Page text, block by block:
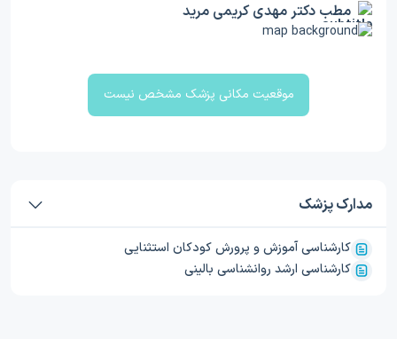
مطب دکتر مهدی کریمی مرید
موقعیت مکانی پزشک مشخص نیست
مدارک پزشک
کارشناسی آموزش و پرورش کودکان استثنایی
کارشناسی ارشد روانشناسی بالینی